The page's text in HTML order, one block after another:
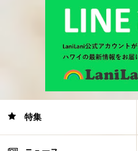
特集